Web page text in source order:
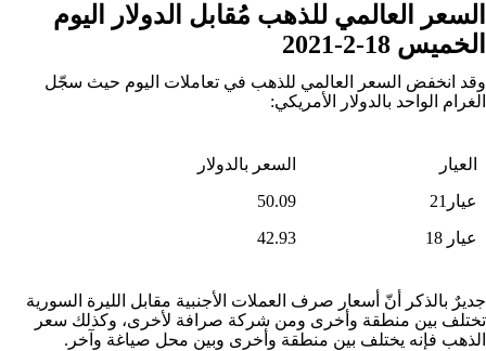
السعر العالمي للذهب مُقابل الدولار اليوم
الخميس 18-2-2021
وقد انخفض السعر العالمي للذهب في تعاملات اليوم حيث سجّل
الغرام الواحد بالدولار الأمريكي:
العيار
السعر بالدولار
عيار21
50.09
عيار 18
42.93
جديرٌ بالذكر أنّ أسعار صرف العملات الأجنبية مقابل الليرة السورية
تختلف بين منطقة وأخرى ومن شركة صرافة لأخرى، وكذلك سعر
الذهب فإنه يختلف بين منطقة وأخرى وبين محل صياغة وآخر.